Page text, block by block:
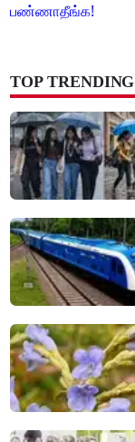
பண்ணாதீங்க!
TOP TRENDING